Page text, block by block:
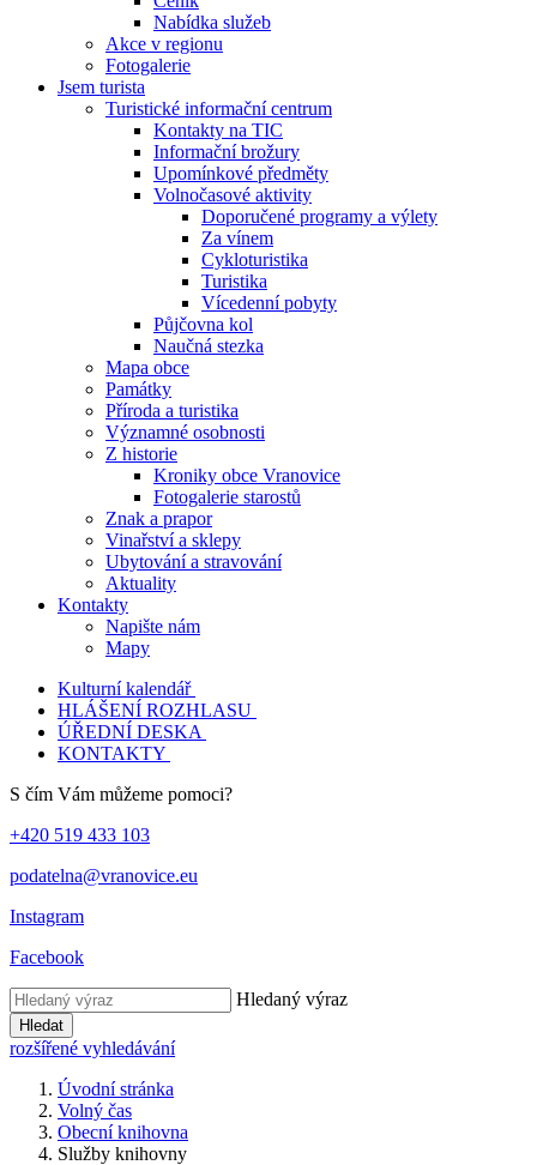
Nabídka služeb
Akce v regionu
Fotogalerie
Jsem turista
Turistické informační centrum
Kontakty na TIC
Informační brožury
Upomínkové předměty
Volnočasové aktivity
Doporučené programy a výlety
Za vínem
Cykloturistika
Turistika
Vícedenní pobyty
Půjčovna kol
Naučná stezka
Mapa obce
Památky
Příroda a turistika
Významné osobnosti
Z historie
Kroniky obce Vranovice
Fotogalerie starostů
Znak a prapor
Vinařství a sklepy
Ubytování a stravování
Aktuality
Kontakty
Napište nám
Mapy
Kulturní kalendář
HLÁŠENÍ ROZHLASU
ÚŘEDNÍ DESKA
KONTAKTY
S čím Vám můžeme pomoci?
+420 519 433 103
podatelna@vranovice.eu
Instagram
Facebook
Hledaný výraz
Hledat
rozšířené vyhledávání
Úvodní stránka
Volný čas
Obecní knihovna
Služby knihovny